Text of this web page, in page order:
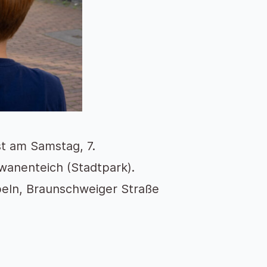
am Samstag, 7.
(Stadtpark).
Braunschweiger Straße